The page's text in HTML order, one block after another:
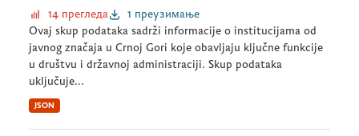
14 прегледа
1 преузимање
Ovaj skup podataka sadrži informacije o institucijama od
javnog značaja u Crnoj Gori koje obavljaju ključne funkcije
u društvu i državnoj administraciji. Skup podataka
uključuje...
JSON